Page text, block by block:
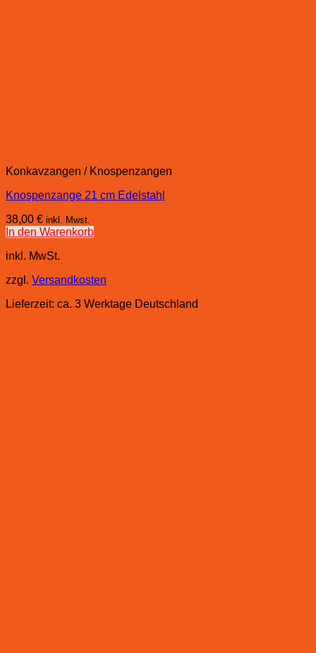
Konkavzangen / Knospenzangen
Knospenzange 21 cm Edelstahl
38,00 € inkl. Mwst.
In den Warenkorb
inkl. MwSt.
zzgl. Versandkosten
Lieferzeit: ca. 3 Werktage Deutschland